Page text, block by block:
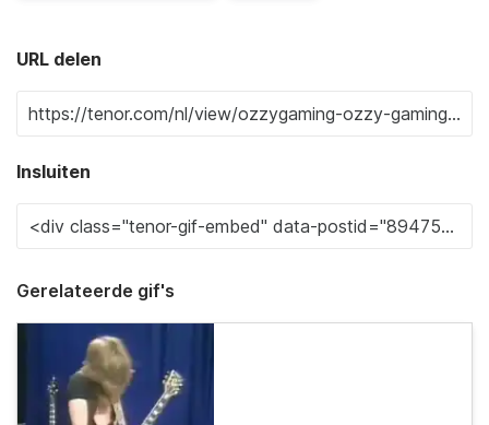
URL delen
Insluiten
Gerelateerde gif's